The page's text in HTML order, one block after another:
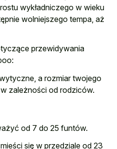
wykładniczego w wieku
wolniejszego tempa, aż
przewidywania
a rozmiar twojego
zależności od rodziców.
od 7 do 25 funtów.
się w przedziale od 23